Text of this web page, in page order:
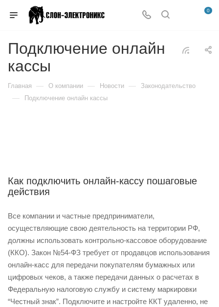
0
Подключение онлайн
кассы
Главная — О компании — Новости — Законодательство
— Подключение онлайн кассы
Как подключить онлайн-кассу пошаговые
действия
Все компании и частные предприниматели,
осуществляющие свою деятельность на территории РФ,
должны использовать контрольно-кассовое оборудование
(ККО). Закон №54-ФЗ требует от продавцов использования
онлайн-касс для передачи покупателям бумажных или
цифровых чеков, а также передачи данных о расчетах в
Федеральную налоговую службу и систему маркировки
“Честный знак”. Подключите и настройте ККТ удаленно, не